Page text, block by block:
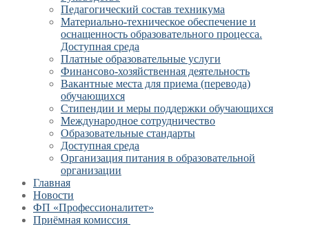
Педагогический состав техникума
Материально-техническое обеспечение и
оснащенность образовательного процесса.
Доступная среда
Платные образовательные услуги
Финансово-хозяйственная деятельность
Вакантные места для приема (перевода)
обучающихся
Стипендии и меры поддержки обучающихся
Международное сотрудничество
Образовательные стандарты
Доступная среда
Организация питания в образовательной
организации
Главная
Новости
ФП «Профессионалитет»
Приёмная комиссия